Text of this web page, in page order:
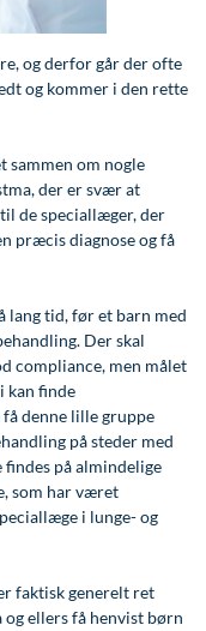
og anti-
Privathospital
og derfor går der ofte
og kommer i den rette
sammen om nogle
der er svær at
de speciallæger, der
præcis diagnose og få
lang tid, før et barn med
Der skal
compliance, men målet
kan finde
denne lille gruppe
på steder med
findes på almindelige
som har været
i lunge- og
faktisk generelt ret
ellers få henvist børn